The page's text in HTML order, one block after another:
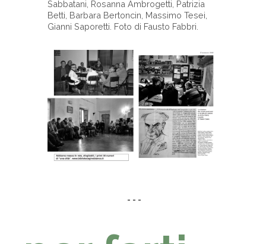
Sabbatani, Rosanna Ambrogetti, Patrizia
Betti, Barbara Bertoncin, Massimo Tesei,
Gianni Saporetti. Foto di Fausto Fabbri.
- - -